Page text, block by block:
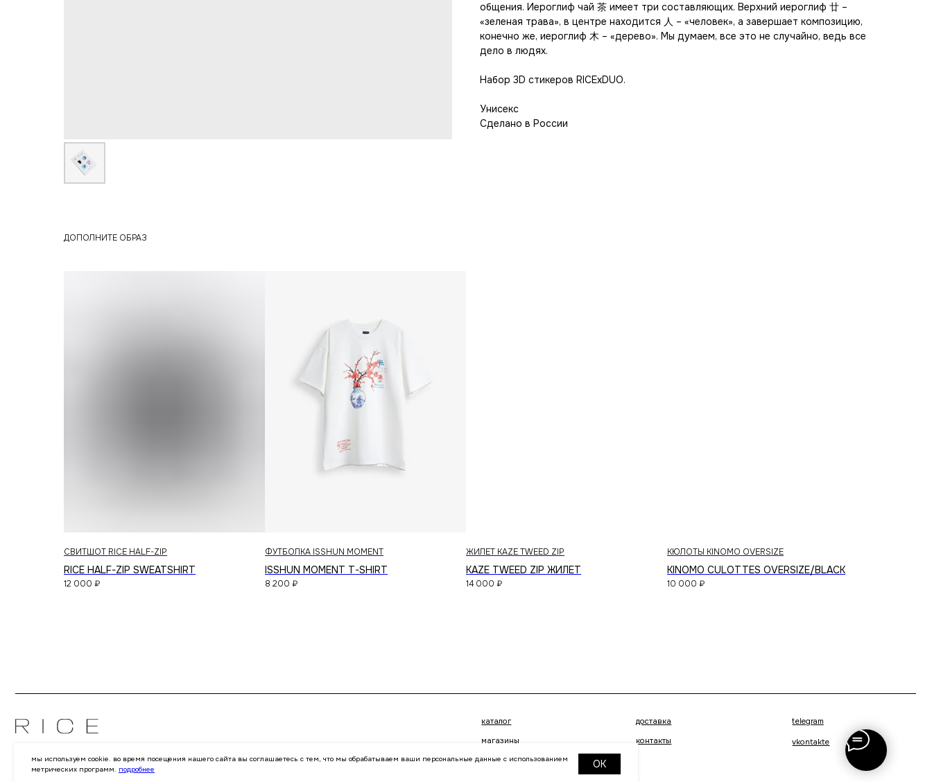
общения. Иероглиф чай 茶 имеет три составляющих. Верхний иероглиф 廿 –
«зеленая трава», в центре находится 人 – «человек», а завершает композицию,
конечно же, иероглиф 木 – «дерево». Мы думаем, все это не случайно, ведь все
дело в людях.
Набор 3D стикеров RICExDUO.
Унисекс
Сделано в России
ДОПОЛНИТЕ ОБРАЗ
СВИТШОТ RICE HALF-ZIP
RICE HALF-ZIP SWEATSHIRT
12 000 ₽
ФУТБОЛКА ISSHUN MOMENT
ISSHUN MOMENT T-SHIRT
8 200 ₽
ЖИЛЕТ KAZE TWEED ZIP
KAZE TWEED ZIP ЖИЛЕТ
14 000 ₽
КЮЛОТЫ KINOMO OVERSIZE
KINOMO CULOTTES OVERSIZE/BLACK
10 000 ₽
мы используем cookie. во время посещения нашего сайта вы соглашаетесь с тем, что мы обрабатываем ваши персональные данные с использованием
метрических программ. подробнее OK